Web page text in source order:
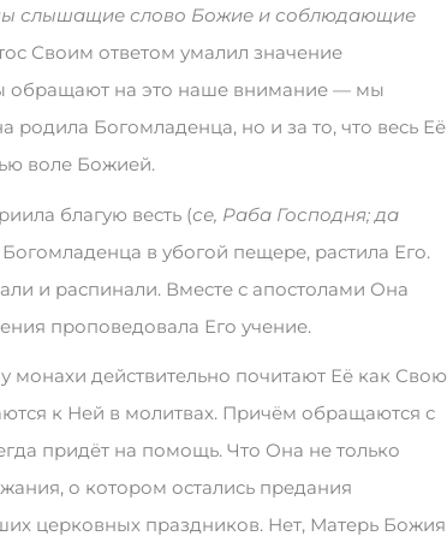
слышащие слово Божие и соблюдающие
Своим ответом умалил значение
обращают на это наше внимание — мы
родила Богомладенца, но и за то, что весь Её
воле Божией.
благую весть (се, Раба Господня; да
Богомладенца в убогой пещере, растила Его.
и распинали. Вместе с апостолами Она
проповедовала Его учение.
действительно почитают Её как Свою
к Ней в молитвах. Причём обращаются с
придёт на помощь. Что Она не только
о котором остались предания
церковных праздников. Нет, Матерь Божия